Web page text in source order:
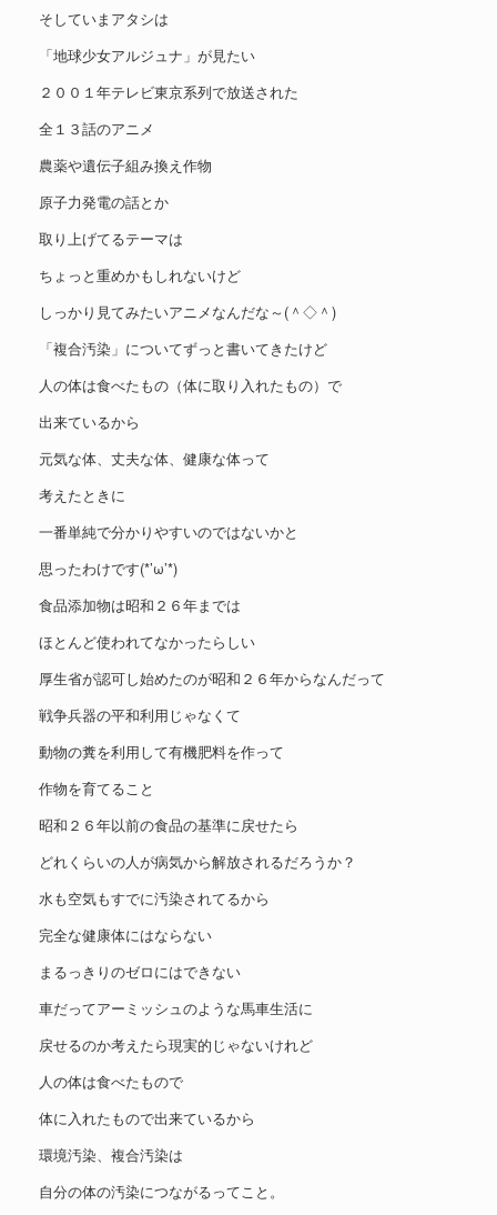
そしていまアタシは
「地球少女アルジュナ」が見たい
２００１年テレビ東京系列で放送された
全１３話のアニメ
農薬や遺伝子組み換え作物
原子力発電の話とか
取り上げてるテーマは
ちょっと重めかもしれないけど
しっかり見てみたいアニメなんだな～(＾◇＾)
「複合汚染」についてずっと書いてきたけど
人の体は食べたもの（体に取り入れたもの）で
出来ているから
元気な体、丈夫な体、健康な体って
考えたときに
一番単純で分かりやすいのではないかと
思ったわけです(*’ω’*)
食品添加物は昭和２６年までは
ほとんど使われてなかったらしい
厚生省が認可し始めたのが昭和２６年からなんだって
戦争兵器の平和利用じゃなくて
動物の糞を利用して有機肥料を作って
作物を育てること
昭和２６年以前の食品の基準に戻せたら
どれくらいの人が病気から解放されるだろうか？
水も空気もすでに汚染されてるから
完全な健康体にはならない
まるっきりのゼロにはできない
車だってアーミッシュのような馬車生活に
戻せるのか考えたら現実的じゃないけれど
人の体は食べたもので
体に入れたもので出来ているから
環境汚染、複合汚染は
自分の体の汚染につながるってこと。